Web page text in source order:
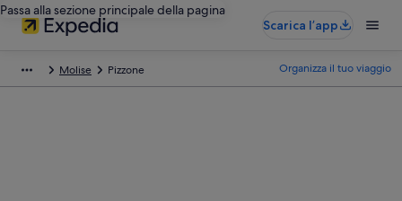
Passa alla sezione principale della pagina
Scarica l’app
Molise Pizzone Organizza il tuo viaggio